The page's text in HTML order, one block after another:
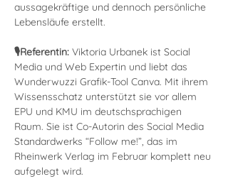
aussagekräftige und dennoch persönliche
Lebensläufe erstellt.
🎙Referentin: Viktoria Urbanek ist Social
Media und Web Expertin und liebt das
Wunderwuzzi Grafik-Tool Canva. Mit ihrem
Wissensschatz unterstützt sie vor allem
EPU und KMU im deutschsprachigen
Raum. Sie ist Co-Autorin des Social Media
Standardwerks “Follow me!”, das im
Rheinwerk Verlag im Februar komplett neu
aufgelegt wird.